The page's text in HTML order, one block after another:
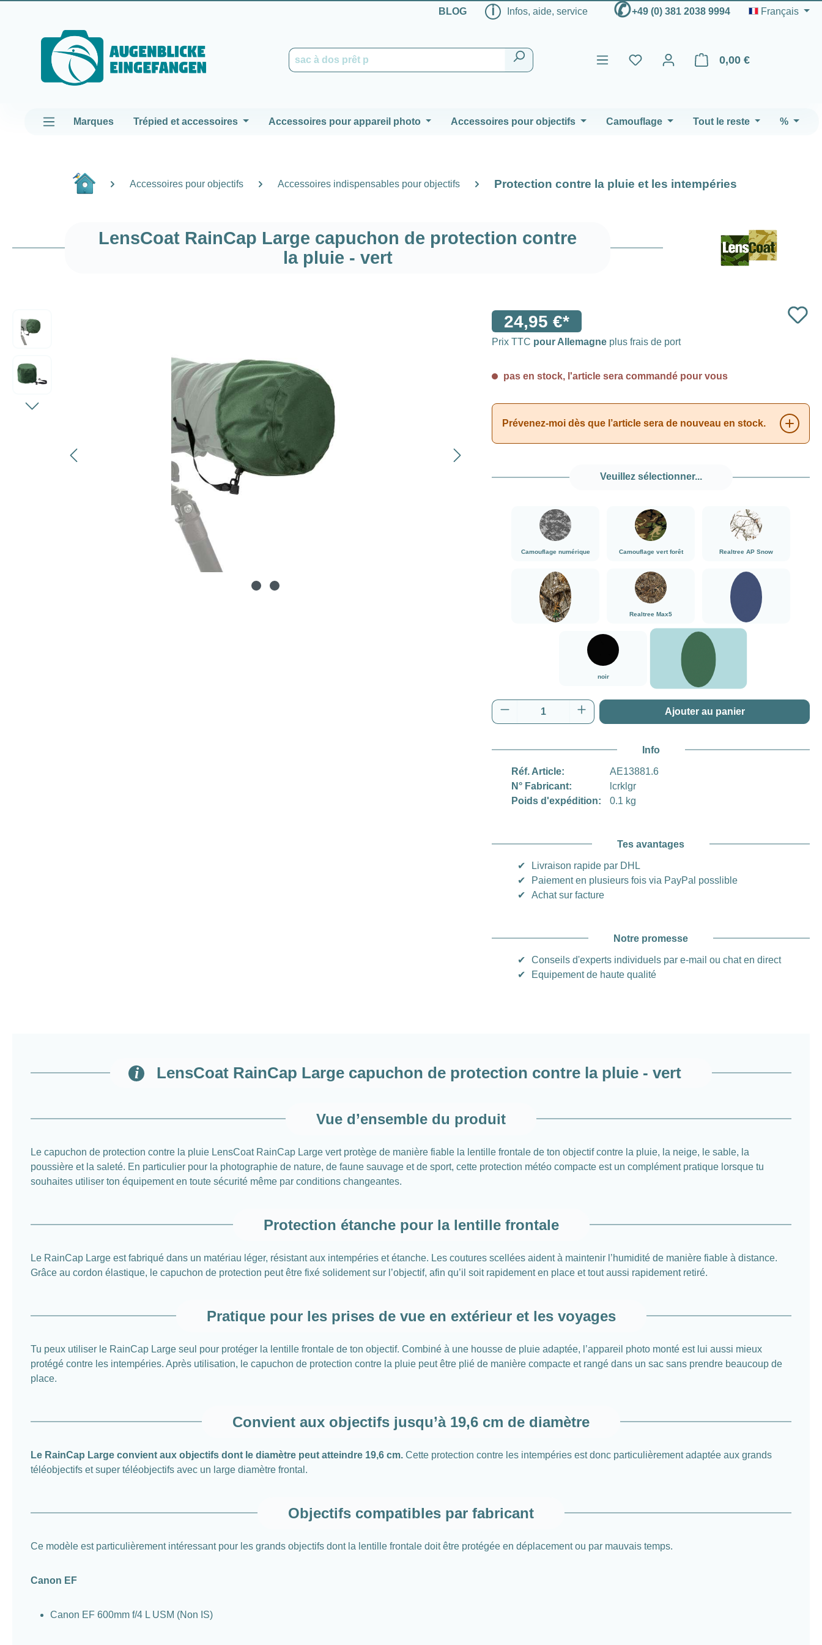
BLOG ℹ Infos, aide, service ✆+49 (0) 381 2038 9994 Français
0,00 €
Le panier contient 0
Marques Trépied et accessoires Accessoires pour appareil photo Accessoires pour objectifs Camouflage Tout le reste %
Accessoires pour objectifs Accessoires indispensables pour objectifs Protection contre la pluie et les intempéries
LensCoat RainCap Large capuchon de protection contre
la pluie - vert
24,95 €*
Prix TTC pour Allemagne plus frais de port
pas en stock, l'article sera commandé pour vous
Prévenez-moi dès que l’article sera de nouveau en stock.
Veuillez sélectionner...
Camouflage numérique
###Camouflage numérique###LensCoat
Camouflage vert forêt
###Camouflage vert forêt###LensCoat
Realtree AP Snow
###Realtree AP
###Realtree Edge###LensCoat
Realtree Max5
###Realtree Max5###LensCoat
Bleu marine
Bleu marine
noir
vert
vert
Quantité de produit : Entrez la quantité souhaitée
Ajouter au panier
Info
Réf. Article:
AE13881.6
N° Fabricant:
lcrklgr
Poids d'expédition:
0.1 kg
Tes avantages
✔
Livraison rapide par DHL
✔
Paiement en plusieurs fois via PayPal posslible
✔
Achat sur facture
Notre promesse
✔
Conseils d'experts individuels par e-mail ou chat en direct
✔
Equipement de haute qualité
LensCoat RainCap Large capuchon de protection contre la pluie - vert
Vue d’ensemble du produit
Le capuchon de protection contre la pluie LensCoat RainCap Large vert protège de manière fiable la lentille frontale de ton objectif contre la pluie, la neige, le sable, la
poussière et la saleté. En particulier pour la photographie de nature, de faune sauvage et de sport, cette protection météo compacte est un complément pratique lorsque tu
souhaites utiliser ton équipement en toute sécurité même par conditions changeantes.
Protection étanche pour la lentille frontale
Le RainCap Large est fabriqué dans un matériau léger, résistant aux intempéries et étanche. Les coutures scellées aident à maintenir l’humidité de manière fiable à distance.
Grâce au cordon élastique, le capuchon de protection peut être fixé solidement sur l’objectif, afin qu’il soit rapidement en place et tout aussi rapidement retiré.
Pratique pour les prises de vue en extérieur et les voyages
Tu peux utiliser le RainCap Large seul pour protéger la lentille frontale de ton objectif. Combiné à une housse de pluie adaptée, l’appareil photo monté est lui aussi mieux
protégé contre les intempéries. Après utilisation, le capuchon de protection contre la pluie peut être plié de manière compacte et rangé dans un sac sans prendre beaucoup de
place.
Convient aux objectifs jusqu’à 19,6 cm de diamètre
Le RainCap Large convient aux objectifs dont le diamètre peut atteindre 19,6 cm. Cette protection contre les intempéries est donc particulièrement adaptée aux grands
téléobjectifs et super téléobjectifs avec un large diamètre frontal.
Objectifs compatibles par fabricant
Ce modèle est particulièrement intéressant pour les grands objectifs dont la lentille frontale doit être protégée en déplacement ou par mauvais temps.
Canon EF
Canon EF 600mm f/4 L USM (Non IS)